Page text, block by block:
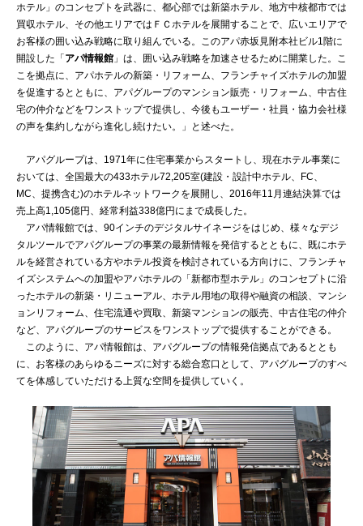
ホテル」のコンセプトを武器に、都心部では新築ホテル、地方中核都市では
買収ホテル、その他エリアではＦＣホテルを展開することで、広いエリアで
お客様の囲い込み戦略に取り組んでいる。このアパ赤坂見附本社ビル1階に
開設した「アパ情報館 」は、囲い込み戦略を加速させるために開業した。こ
こを拠点に、アパホテルの新築・リフォーム、フランチャイズホテルの加盟
を促進するとともに、アパグループのマンション販売・リフォーム、中古住
宅の仲介などをワンストップで提供し、今後もユーザー・社員・協力会社様
の声を集約しながら進化し続けたい。」と述べた。
アパグループは、1971年に住宅事業からスタートし、現在ホテル事業に
おいては、全国最大の433ホテル72,205室(建設・設計中ホテル、FC、
MC、提携含む)のホテルネットワークを展開し、2016年11月連結決算では
売上高1,105億円、経常利益338億円にまで成長した。
アパ情報館では、90インチのデジタルサイネージをはじめ、様々なデジ
タルツールでアパグループの事業の最新情報を発信するとともに、既にホテ
ルを経営されている方やホテル投資を検討されている方向けに、フランチャ
イズシステムへの加盟やアパホテルの「新都市型ホテル」のコンセプトに沿
ったホテルの新築・リニューアル、ホテル用地の取得や融資の相談、マンシ
ョンリフォーム、住宅流通や買取、新築マンションの販売、中古住宅の仲介
など、アパグループのサービスをワンストップで提供することができる。
このように、アパ情報館は、アパグループの情報発信拠点であるととも
に、お客様のあらゆるニーズに対する総合窓口として、アパグループのすべ
てを体感していただける上質な空間を提供していく。